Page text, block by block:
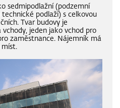
sedmipodlažní (podzemní
podlaží) s celkovou
Tvar budovy je
jeden jako vchod pro
zaměstnance. Nájemník má
míst.